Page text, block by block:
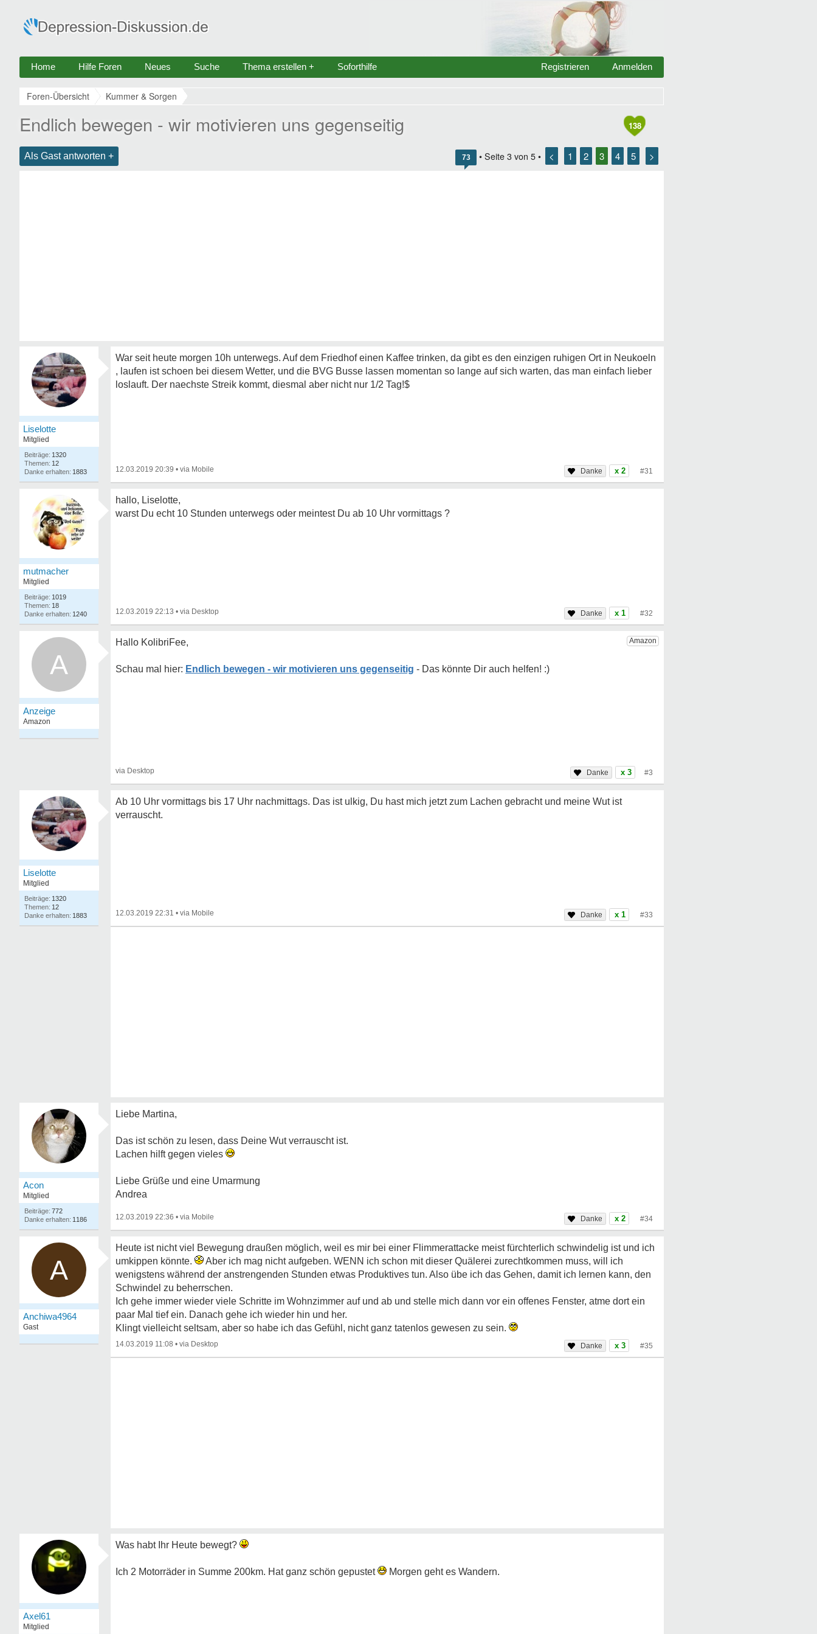
Home Hilfe Foren Neues Suche Thema erstellen + Soforthilfe Anmelden
Registrieren
Foren-Übersicht Kummer & Sorgen
138
Endlich bewegen - wir motivieren uns gegenseitig
Als Gast antworten + 73 • Seite 3 von 5 • < 1 2 3 4 5 >
Liselotte
Mitglied
1320
12
1883
War seit heute morgen 10h unterwegs. Auf dem Friedhof einen Kaffee trinken, da gibt es den einzigen ruhigen Ort in Neukoeln
, laufen ist schoen bei diesem Wetter, und die BVG Busse lassen momentan so lange auf sich warten, das man einfach lieber
loslauft. Der naechste Streik kommt, diesmal aber nicht nur 1/2 Tag!$
12.03.2019 20:39 • x 2 #31
mutmacher
Mitglied
1019
18
1240
hallo, Liselotte,
warst Du echt 10 Stunden unterwegs oder meintest Du ab 10 Uhr vormittags ?
12.03.2019 22:13 • x 1 #32
A
Hallo KolibriFee,
Endlich bewegen - wir motivieren uns gegenseitig
x 3 #3
Liselotte
Mitglied
1320
12
1883
Ab 10 Uhr vormittags bis 17 Uhr nachmittags. Das ist ulkig, Du hast mich jetzt zum Lachen gebracht und meine Wut ist
verrauscht.
12.03.2019 22:31 • x 1 #33
Acon
Mitglied
772
1186
Liebe Martina,
Das ist schön zu lesen, dass Deine Wut verrauscht ist.
Lachen hilft gegen vieles
Liebe Grüße und eine Umarmung
Andrea
12.03.2019 22:36 • x 2 #34
A
Anchiwa4964
Gast
Heute ist nicht viel Bewegung draußen möglich, weil es mir bei einer Flimmerattacke meist fürchterlich schwindelig ist und ich
umkippen könnte.
Aber ich mag nicht aufgeben. WENN ich schon mit dieser Quälerei zurechtkommen muss, will ich
wenigstens während der anstrengenden Stunden etwas Produktives tun. Also übe ich das Gehen, damit ich lernen kann, den
Schwindel zu beherrschen.
Ich gehe immer wieder viele Schritte im Wohnzimmer auf und ab und stelle mich dann vor ein offenes Fenster, atme dort ein
paar Mal tief ein. Danach gehe ich wieder hin und her.
Klingt vielleicht seltsam, aber so habe ich das Gefühl, nicht ganz tatenlos gewesen zu sein.
14.03.2019 11:08 • x 3 #35
Axel61
Mitglied
Was habt Ihr Heute bewegt?
Ich 2 Motorräder in Summe 200km. Hat ganz schön gepustet Morgen geht es Wandern.